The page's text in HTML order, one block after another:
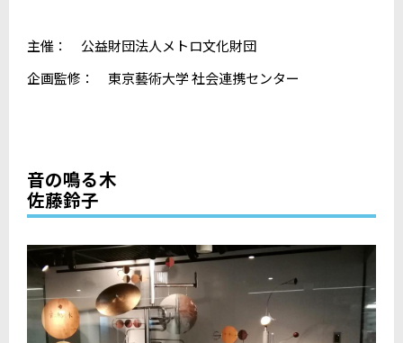
主催： 公益財団法人メトロ文化財団
企画監修： 東京藝術大学 社会連携センター
音の鳴る木
佐藤鈴子